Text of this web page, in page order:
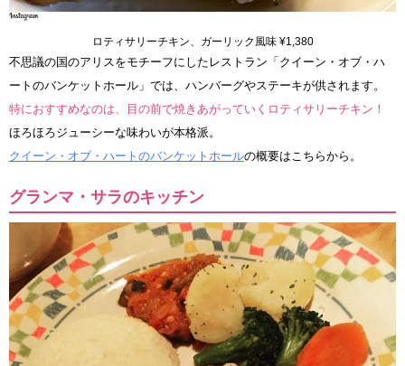
ロティサリーチキン、ガーリック風味 ¥1,380
不思議の国のアリスをモチーフにしたレストラン「クイーン・オブ・ハ
ートのバンケットホール」では、ハンバーグやステーキが供されます。
特におすすめなのは、目の前で焼きあがっていくロティサリーチキン！
ほろほろジューシーな味わいが本格派。
クイーン・オブ・ハートのバンケットホールの概要はこちらから。
グランマ・サラのキッチン